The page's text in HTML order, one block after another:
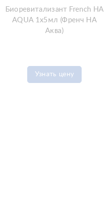
Биоревитализант French HA
AQUA 1x5мл (Френч HA
Аква)
Узнать цену